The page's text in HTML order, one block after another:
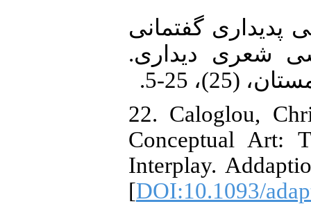
دگردیسی پدیداری گفتمانی
شعری دیداری.
25-5.
22. Caloglou,
Conceptual Art:
Interplay.
[DOI:10.1093/